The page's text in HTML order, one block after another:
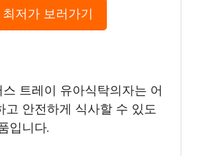
최저가 보러가기
트레이 유아식탁의자는 어
고 안전하게 식사할 수 있도
입니다.